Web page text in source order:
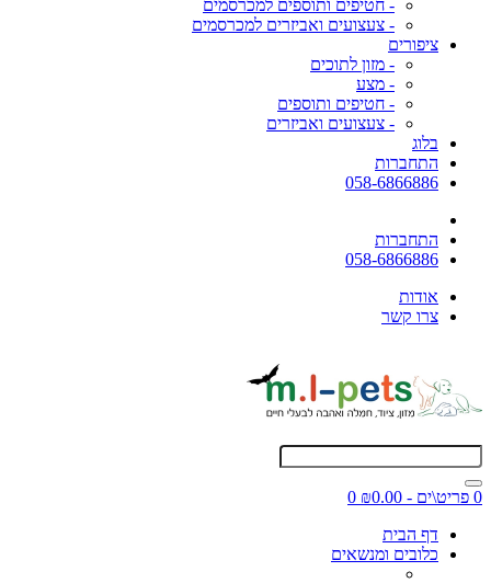
- חטיפים ותוספים למכרסמים
- צעצועים ואביזרים למכרסמים
ציפורים
- מזון לתוכים
- מצע
- חטיפים ותוספים
- צעצועים ואביזרים
בלוג
התחברות
058-6866886
התחברות
058-6866886
אודות
צרו קשר
0 פריט\ים - ₪0.00
0
דף הבית
כלובים ומנשאים